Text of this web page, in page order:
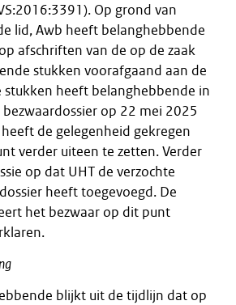
Op grond van
lid, Awb heeft belanghebbende
afschriften van de op de zaak
stukken voorafgaand aan de
stukken heeft belanghebbende in
op 22 mei 2025
de gelegenheid gekregen
verder uiteen te zetten. Verder
op dat UHT de verzochte
heeft toegevoegd. De
het bezwaar op dit punt
blijkt uit de tijdlijn dat op